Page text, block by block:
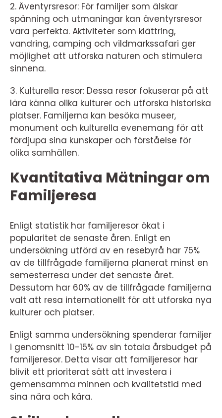
2. Äventyrsresor: För familjer som älskar
spänning och utmaningar kan äventyrsresor
vara perfekta. Aktiviteter som klättring,
vandring, camping och vildmarkssafari ger
möjlighet att utforska naturen och stimulera
sinnena.
3. Kulturella resor: Dessa resor fokuserar på att
lära känna olika kulturer och utforska historiska
platser. Familjerna kan besöka museer,
monument och kulturella evenemang för att
fördjupa sina kunskaper och förståelse för
olika samhällen.
Kvantitativa Mätningar om
Familjeresa
Enligt statistik har familjeresor ökat i
popularitet de senaste åren. Enligt en
undersökning utförd av en resebyrå har 75%
av de tillfrågade familjerna planerat minst en
semesterresa under det senaste året.
Dessutom har 60% av de tillfrågade familjerna
valt att resa internationellt för att utforska nya
kulturer och platser.
Enligt samma undersökning spenderar familjer
i genomsnitt 10-15% av sin totala årsbudget på
familjeresor. Detta visar att familjeresor har
blivit ett prioriterat sätt att investera i
gemensamma minnen och kvalitetstid med
sina nära och kära.